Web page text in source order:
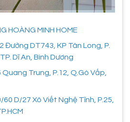
HOÀNG MINH HOME
Đường DT743, KP Tân Long, P.
Dĩ An, Bình Dương
Trung, P.12, Q.Gò Vấp,
D/27 Xô Viết Nghệ Tĩnh, P.25,